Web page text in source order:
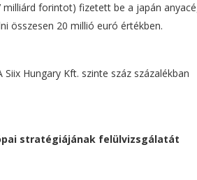
forintot) fizetett be a japán
összesen 20 millió euró értékben.
Hungary Kft. szinte száz százalékban
stratégiájának felülvizsgálatát